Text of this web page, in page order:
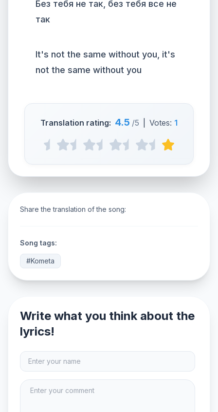
Без тебя не так, без тебя все не
так
It's not the same without you, it's
not the same without you
Translation rating: 4.5 /5 Votes: 1
Share the translation of the song:
Song tags:
#Kometa
Write what you think about the
lyrics!